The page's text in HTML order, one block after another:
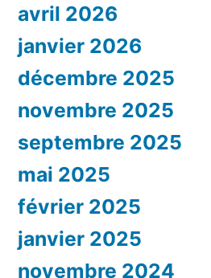
avril 2026
janvier 2026
décembre 2025
novembre 2025
septembre 2025
mai 2025
février 2025
janvier 2025
novembre 2024